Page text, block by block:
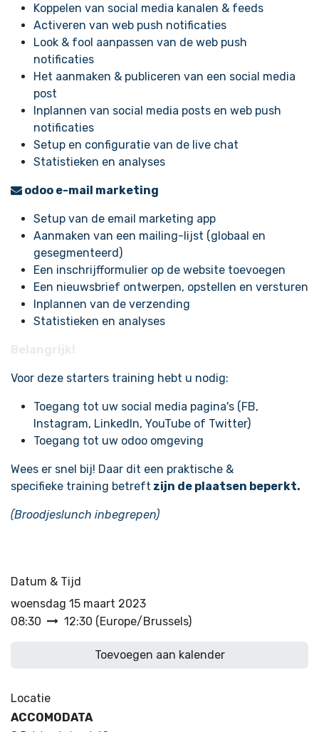
Koppelen van social media kanalen & feeds
Activeren van web push notificaties
Look & fool aanpassen van de web push
notificaties
Het aanmaken & publiceren van een social media
post
Inplannen van social media posts en web push
notificaties
Setup en configuratie van de live chat
Statistieken en analyses
odoo e-mail marketing
Setup van de email marketing app
Aanmaken van een mailing-lijst (globaal en
gesegmenteerd)
Een inschrijfformulier op de website toevoegen
Een nieuwsbrief ontwerpen, opstellen en versturen
Inplannen van de verzending
Statistieken en analyses
Voor deze starters training hebt u nodig:
Toegang tot uw social media pagina's (FB,
Instagram, LinkedIn, YouTube of Twitter)
Toegang tot uw odoo omgeving
Wees er snel bij! Daar dit een praktische &
specifieke training betreft zijn de plaatsen beperkt.
(Broodjeslunch inbegrepen)
Datum & Tijd
woensdag 15 maart 2023
08:30
12:30 (Europe/Brussels)
Toevoegen aan kalender
Locatie
ACCOMODATA